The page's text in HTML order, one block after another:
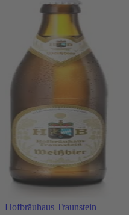
Hofbräuhaus Traunstein